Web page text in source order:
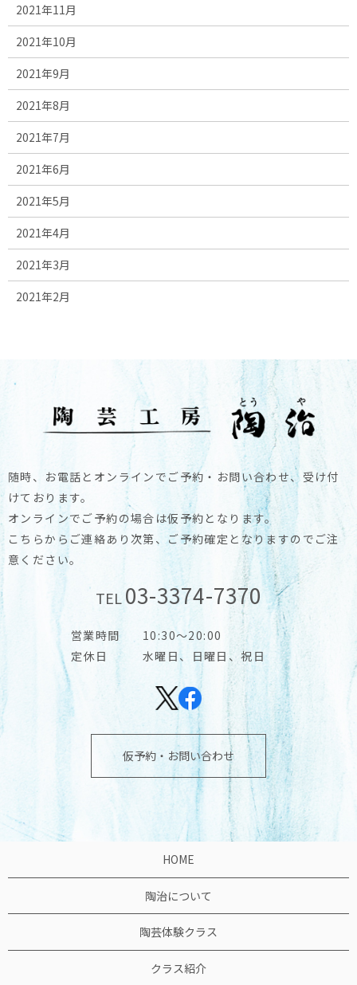
2021年11月
2021年10月
2021年9月
2021年8月
2021年7月
2021年6月
2021年5月
2021年4月
2021年3月
2021年2月
随時、お電話とオンラインでご予約・お問い合わせ、受け付
けております。
オンラインでご予約の場合は仮予約となります。
こちらからご連絡あり次第、ご予約確定となりますのでご注
意ください。
TEL03-3374-7370
営業時間
10:30～20:00
定休日
水曜日、日曜日、祝日
仮予約・お問い合わせ
HOME
陶治について
陶芸体験クラス
クラス紹介